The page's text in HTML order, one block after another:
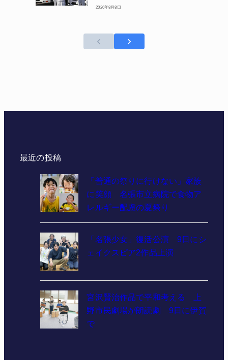
2026年8月8日
最近の投稿
「普通の祭りに行けない」家族
に笑顔 名張市立病院で食物ア
レルギー配慮の夏祭り
「名張少女」復活公演 9日にシ
ェイクスピア2作品上演
宮沢賢治作品で平和考える 上
野市民劇場が朗読劇 9日に伊賀
で